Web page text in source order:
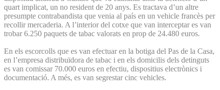
quart implicat, un no resident de 20 anys. Es tractava d’un altre
presumpte contrabandista que venia al país en un vehicle francès per
recollir mercaderia. A l’interior del cotxe que van interceptar es van
trobar 6.250 paquets de tabac valorats en prop de 24.480 euros.
En els escorcolls que es van efectuar en la botiga del Pas de la Casa,
en l’empresa distribuïdora de tabac i en els domicilis dels detinguts
es van comissar 70.000 euros en efectiu, dispositius electrònics i
documentació. A més, es van segrestar cinc vehicles.